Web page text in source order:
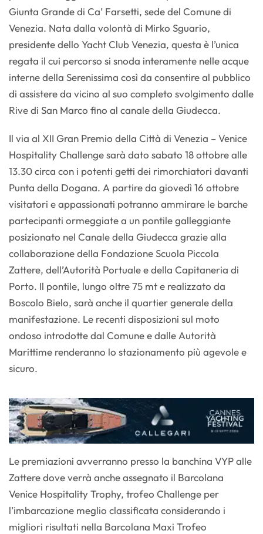
Giunta Grande di Ca’ Farsetti, sede del Comune di
Venezia. Nata dalla volontà di Mirko Sguario,
presidente dello Yacht Club Venezia, questa è l’unica
regata il cui percorso si snoda interamente nelle acque
interne della Serenissima così da consentire al pubblico
di assistere da vicino al suo completo svolgimento dalle
Rive di San Marco fino al canale della Giudecca.
Il via al XII Gran Premio della Città di Venezia – Venice
Hospitality Challenge sarà dato sabato 18 ottobre alle
13.30 circa con i potenti getti dei rimorchiatori davanti
Punta della Dogana. A partire da giovedì 16 ottobre
visitatori e appassionati potranno ammirare le barche
partecipanti ormeggiate a un pontile galleggiante
posizionato nel Canale della Giudecca grazie alla
collaborazione della Fondazione Scuola Piccola
Zattere, dell’Autorità Portuale e della Capitaneria di
Porto. Il pontile, lungo oltre 75 mt e realizzato da
Boscolo Bielo, sarà anche il quartier generale della
manifestazione. Le recenti disposizioni sul moto
ondoso introdotte dal Comune e dalle Autorità
Marittime renderanno lo stazionamento più agevole e
sicuro.
Le premiazioni avverranno presso la banchina VYP alle
Zattere dove verrà anche assegnato il Barcolana
Venice Hospitality Trophy, trofeo Challenge per
l’imbarcazione meglio classificata considerando i
migliori risultati nella Barcolana Maxi Trofeo